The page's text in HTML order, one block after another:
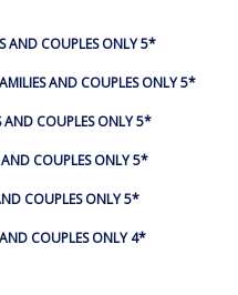
AND COUPLES ONLY 5*
AND COUPLES ONLY 5*
AND COUPLES ONLY 5*
AND COUPLES ONLY 5*
COUPLES ONLY 5*
COUPLES ONLY 4*